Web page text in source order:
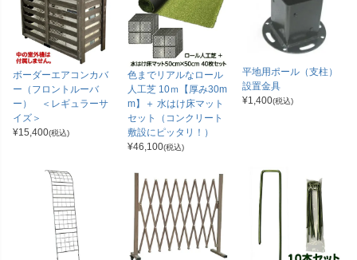
ボーダーエアコンカバ
ー（フロントルーバ
ー） ＜レギュラーサ
イズ＞
¥15,400(税込)
色までリアルなロール
人工芝 10ｍ【厚み30m
m】＋ 水はけ床マット
セット（コンクリート
敷設にピッタリ！）
¥46,100(税込)
平地用ポール（支柱）
設置金具
¥1,400(税込)